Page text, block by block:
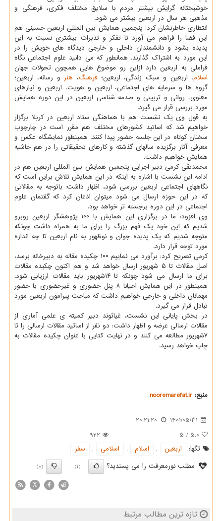
خوشبختانه گرایش بیشتر مردم با سلایق مختلف فکری، فرهنگی و
مذهبی هر سال در اربعین بیشتر می شود.
انتظاری خاطرنشان کرد: پنجمین همایش بین المللی اربعین حسینی هم
این فضا را فراهم می آورد تا تفکر و تدبرات بیشتری نسبت به این
پدیده بشود و دانشمندان داخلی و خارجی دیدگاه های خویش را در
این مورد به اشتراک گذارند. همانطور که می دانید علوم اجتماعی نگاه
فراملی به اربعین دارد ازاین رو موضوع هایی همچون تحولات جهان
اسلام، اربعین و سبک زندگی، اربعین؛فرهنگ، هنر و رسانه، اربعین؛
گروه ها و سرمایه های اجتماعی، اربعین و هویت، اربعین و نیازهای
معنوی، روانی و تربیتی و صدمه شناسی اربعین در این دوره همایش
مورد بررسی قرار می گیرد.
به قول وی یک نشست هم با هماهنگی ستاد اربعین در کربلا برگزار
خواهیم شد که اساتید کشورهای مختلف هم مقرر است در چارچوب
سخنان کوتاه در این جلسه حضور پیدا کنند. همینطور نمایشگاه عکس و
معرفی آثار برگزیده سالهای گذشته و کارهای تحقیقاتی را در هم حاشیه
همایش خواهیم داشت.
محمدتقی کرمی دبیر اجرایی پنجمین همایش بین المللی اربعین هم در
ادامه این نشست با اشاره به اینکه در این همایش تلاش براین است که
نگاههای اجتماعی اربعین بررسی شود، اظهار داشت: باتوجه به مقالاتی
که در این حوزه ارسال می شود میتوان اذعان کرد که گفتمان علوم
اجتماعی در این دوره برجسته تر خواهد بود.
وی افزود: ما در برگزاری این همایش با ۱۰۰ پژوهشگر اربعین روبرو
شدیم که این خود یک فهم بزرگ را برای ما به همراه داشت چونکه
متوجه شدیم که یک پدیده جوان و نوظهور به نام اربعین تا چه اندازه
مورد توجه قرار دارد.
کرمی تصریح کرد: برآورد می نماییم ۱۰۰ چکیده مقاله به دبیرخانه برسد،
اصل مقالات تا ۵ شهریور ارسال خواهد شد و هم اکنون چکیده مقالات
برای ما ارسال می شود چونکه تا ۱۴شهریور باید مقالات ارزیابی شود.
همینطور در این همایش احیانا ۸ پنل حضوری و غیرحضوری با حضور
مهمانان داخلی و خارجی خواهیم داشت که مباحث پیرامون اربعین مورد
تبادل قرار می گیرد.
در بخش پایانی این نشست، غیاثوند دبیر کمیته ی علمی آماری از
مقالات ارسالی عرضه و اظهار داشت: دو نفر از اساتید مقالات ارسالی را تا
۷شهریور مطالعه می کنند و در نهایت کتایی با عنوان چکیده مقالات به
چاپ خواهد رسید.
منبع: nooremarefat.ir
1401/05/31
20:21:20
5.0
/
5
922
تگها:
اربعین , اسلام , اسلامی ,
سفر
مطلب نورمعرفت را می پسندید؟
(1)
(0)
X
تازه ترین مطالب مرتبط